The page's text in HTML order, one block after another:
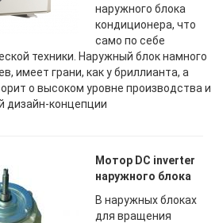
наружного блока
кондиционера, что
само по себе
техники. Наружный блок намного
имеет грани, как у бриллианта, а
о высоком уровне производства и
дизайн-концепции
Мотор DC inverter
наружного блока
В наружных блоках
для вращения